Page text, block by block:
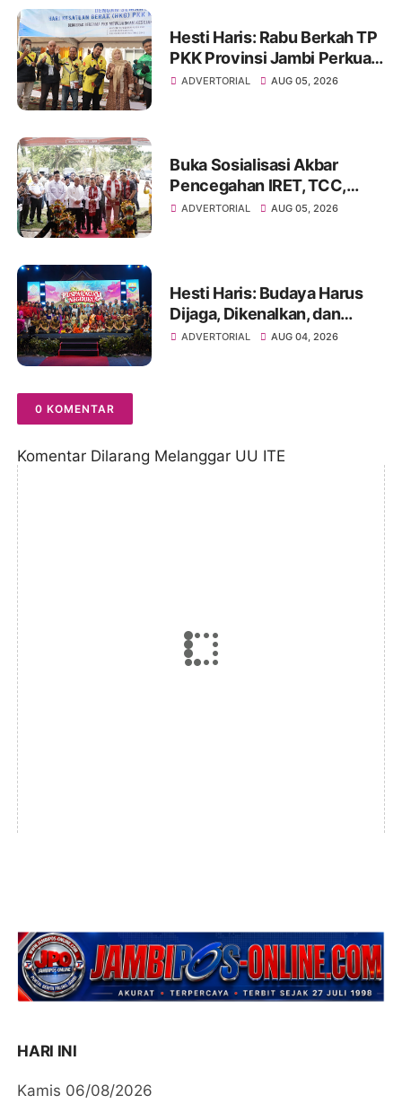
Hesti Haris: Rabu Berkah TP
PKK Provinsi Jambi Perkuat
Literasi Keuangan dan
ADVERTORIAL AUG 05, 2026
Buka Sosialisasi Akbar
Pencegahan IRET, TCC,
Perundungan, dan Bahaya
ADVERTORIAL AUG 05, 2026
Hesti Haris: Budaya Harus
Dijaga, Dikenalkan, dan
Diwariskan
ADVERTORIAL AUG 04, 2026
0 KOMENTAR
Komentar Dilarang Melanggar UU ITE
HARI INI
Kamis 06/08/2026